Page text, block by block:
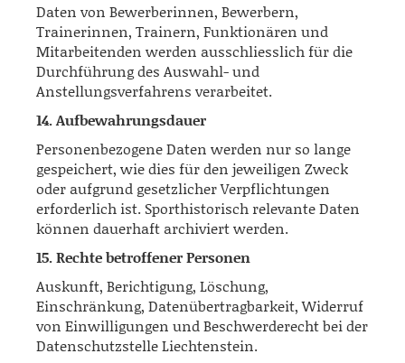
Daten von Bewerberinnen, Bewerbern,
Trainerinnen, Trainern, Funktionären und
Mitarbeitenden werden ausschliesslich für die
Durchführung des Auswahl- und
Anstellungsverfahrens verarbeitet.
14. Aufbewahrungsdauer
Personenbezogene Daten werden nur so lange
gespeichert, wie dies für den jeweiligen Zweck
oder aufgrund gesetzlicher Verpflichtungen
erforderlich ist. Sporthistorisch relevante Daten
können dauerhaft archiviert werden.
15. Rechte betroffener Personen
Auskunft, Berichtigung, Löschung,
Einschränkung, Datenübertragbarkeit, Widerruf
von Einwilligungen und Beschwerderecht bei der
Datenschutzstelle Liechtenstein.